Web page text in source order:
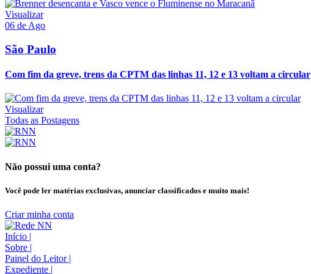
Visualizar
06 de Ago
São Paulo
Com fim da greve, trens da CPTM das linhas 11, 12 e 13 voltam a circular
Visualizar
Todas as Postagens
Não possui uma conta?
Você pode ler matérias exclusivas, anunciar classificados e muito mais!
Criar minha conta
Início |
Sobre |
Painel do Leitor |
Expediente |